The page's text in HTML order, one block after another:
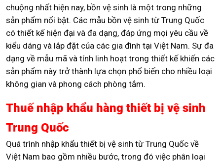
chuộng nhất hiện nay, bồn vệ sinh là một trong những
sản phẩm nổi bật. Các mẫu bồn vệ sinh từ Trung Quốc
có thiết kế hiện đại và đa dạng, đáp ứng mọi yêu cầu về
kiểu dáng và lắp đặt của các gia đình tại Việt Nam. Sự đa
dạng về mẫu mã và tính linh hoạt trong thiết kế khiến các
sản phẩm này trở thành lựa chọn phổ biến cho nhiều loại
không gian và phong cách phòng tắm.
Thuế nhập khẩu hàng thiết bị vệ sinh
Trung Quốc
Quá trình nhập khẩu thiết bị vệ sinh từ Trung Quốc về
Việt Nam bao gồm nhiều bước, trong đó việc phân loại